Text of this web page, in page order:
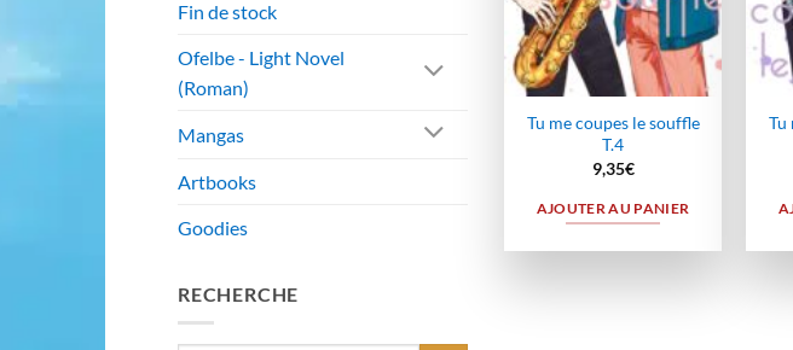
Fin de stock
Ofelbe - Light Novel
(Roman)
Mangas
Artbooks
Goodies
RECHERCHE
Tu me coupes le souffle
T.4
9,35€
AJOUTER AU PANIER
Tu